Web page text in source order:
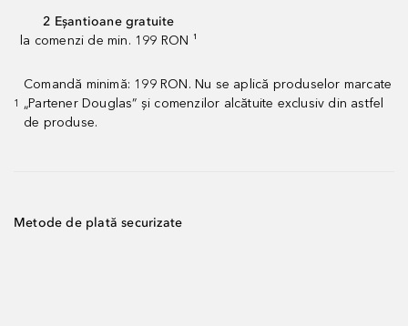
2 Eșantioane gratuite
la comenzi de min. 199 RON ¹
1
Comandă minimă: 199 RON. Nu se aplică produselor marcate
„Partener Douglas” și comenzilor alcătuite exclusiv din astfel
de produse.
Metode de plată securizate